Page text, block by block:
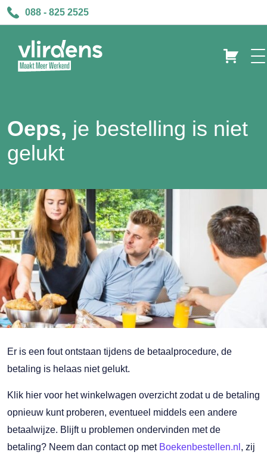
088 - 825 2525
Oeps, je bestelling is niet
gelukt
Er is een fout ontstaan tijdens de betaalprocedure, de
betaling is helaas niet gelukt.
Klik hier voor het winkelwagen overzicht zodat u de betaling
opnieuw kunt proberen, eventueel middels een andere
betaalwijze. Blijft u problemen ondervinden met de
betaling? Neem dan contact op met Boekenbestellen.nl , zij